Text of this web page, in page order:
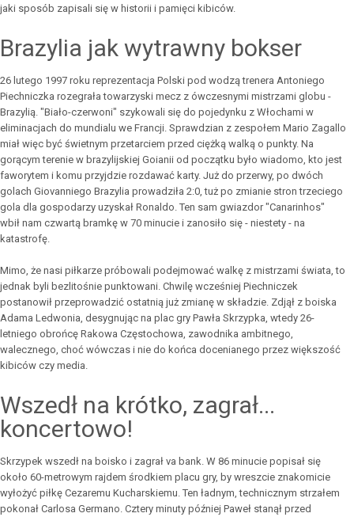
jaki sposób zapisali się w historii i pamięci kibiców.
Brazylia jak wytrawny bokser
26 lutego 1997 roku reprezentacja Polski pod wodzą trenera Antoniego
Piechniczka rozegrała towarzyski mecz z ówczesnymi mistrzami globu -
Brazylią. "Biało-czerwoni" szykowali się do pojedynku z Włochami w
eliminacjach do mundialu we Francji. Sprawdzian z zespołem Mario Zagallo
miał więc być świetnym przetarciem przed ciężką walką o punkty. Na
gorącym terenie w brazylijskiej Goianii od początku było wiadomo, kto jest
faworytem i komu przyjdzie rozdawać karty. Już do przerwy, po dwóch
golach Giovanniego Brazylia prowadziła 2:0, tuż po zmianie stron trzeciego
gola dla gospodarzy uzyskał Ronaldo. Ten sam gwiazdor "Canarinhos"
wbił nam czwartą bramkę w 70 minucie i zanosiło się - niestety - na
katastrofę.
Mimo, że nasi piłkarze próbowali podejmować walkę z mistrzami świata, to
jednak byli bezlitośnie punktowani. Chwilę wcześniej Piechniczek
postanowił przeprowadzić ostatnią już zmianę w składzie. Zdjął z boiska
Adama Ledwonia, desygnując na plac gry Pawła Skrzypka, wtedy 26-
letniego obrońcę Rakowa Częstochowa, zawodnika ambitnego,
walecznego, choć wówczas i nie do końca docenianego przez większość
kibiców czy media.
Wszedł na krótko, zagrał...
koncertowo!
Skrzypek wszedł na boisko i zagrał va bank. W 86 minucie popisał się
około 60-metrowym rajdem środkiem placu gry, by wreszcie znakomicie
wyłożyć piłkę Cezaremu Kucharskiemu. Ten ładnym, technicznym strzałem
pokonał Carlosa Germano. Cztery minuty później Paweł stanął przed